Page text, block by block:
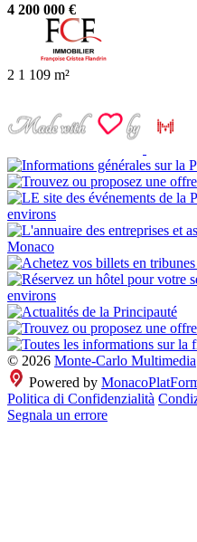
4 200 000 €
2 1 109 m²
© 2026 Monte-Carlo Multimedia
Powered by
Politica di Confidenzialità
Segnala un errore